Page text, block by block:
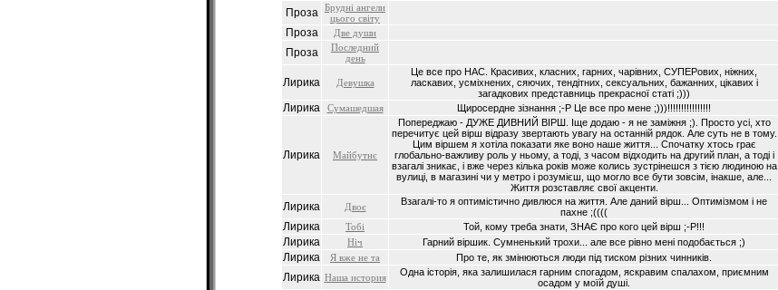
Проза
Брудні ангели
цього світу
Проза
Две души
Проза
Последний
день
Лирика Девушка
Це все про НАС. Красивих, класних, гарних, чарівних, СУПЕРових, ніжних,
ласкавих, усміхнених, сяючих, тендітних, сексуальних, бажанних, цікавих і
загадкових представниць прекрасної статі ;)))
Лирика
Сумашедшая Щиросердне зізнання ;-Р Це все про мене ;)))!!!!!!!!!!!!!!!!
Лирика Майбутнє
Попереджаю - ДУЖЕ ДИВНИЙ ВІРШ. Іще додаю - я не заміжня ;). Просто усі, хто
перечитує цей вірш відразу звертають увагу на останній рядок. Але суть не в тому.
Цим віршем я хотіла показати яке воно наше життя... Спочатку хтось грає
глобально-важливу роль у ньому, а тоді, з часом відходить на другий план, а тоді і
взагалі зникає, і вже через кілька років може колись зустрінешся з тією людиною на
вулиці, в магазині чи у метро і розумієш, що могло все бути зовсім, інакше, але...
Життя розставляє свої акценти.
Лирика Двоє
Взагалі-то я оптимістично дивлюся на життя. Але даний вірш... Оптимізмом і не
пахне ;((((
Лирика
Тобі Той, кому треба знати, ЗНАЄ про кого цей вірш ;-Р!!!
Лирика
Ніч Гарний віршик. Сумненький трохи... але все рівно мені подобається ;)
Лирика
Я вже не та Про те, як змінюються люди під тиском різних чинників.
Лирика Наша история
Одна історія, яка залишилася гарним спогадом, яскравим спалахом, приємним
осадом у моїй душі.